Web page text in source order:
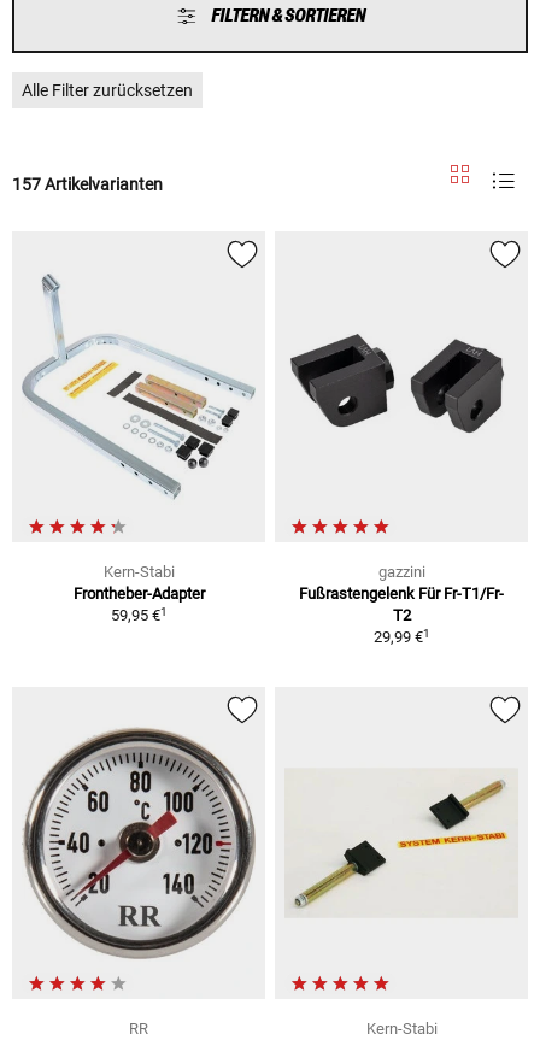
FILTERN & SORTIEREN
Alle Filter zurücksetzen
157 Artikelvarianten
Kern-Stabi
Frontheber-Adapter
59,95 €1
gazzini
Fußrastengelenk Für Fr-T1/Fr-
T2
29,99 €1
RR
Kern-Stabi